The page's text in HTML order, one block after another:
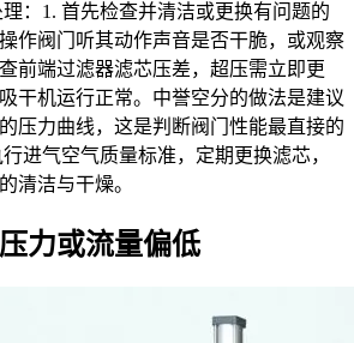
：1. 首先检查并清洁或更换有问题的
作阀门听其动作声音是否干脆，或观察
前端过滤器滤芯压差，超压需立即更
干机运行正常。中誉空分的做法是建议
压力曲线，这是判断阀门性能最直接的
进气空气质量标准，定期更换滤芯，
清洁与干燥。
力或流量偏低